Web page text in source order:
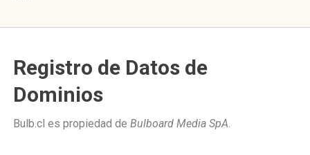
Registro de Datos de
Dominios
Bulb.cl es propiedad de Bulboard Media SpA.